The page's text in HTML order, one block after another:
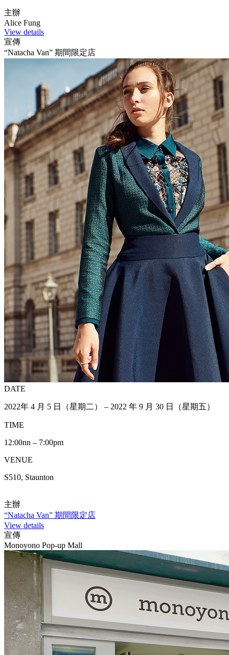
主辦
Alice Fung
View details
宣傳
“Natacha Van” 期間限定店
DATE
2022年 4 月 5 日（星期二） – 2022 年 9 月 30 日（星期五）
TIME
12:00nn – 7:00pm
VENUE
S510, Staunton
主辦
“Natacha Van” 期間限定店
View details
宣傳
Monoyono Pop-up Mall